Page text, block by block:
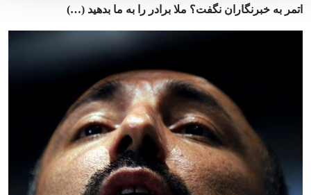
اتمر به خبرنگاران نگفت؟ ملا برادر را به ما بدهید (…)